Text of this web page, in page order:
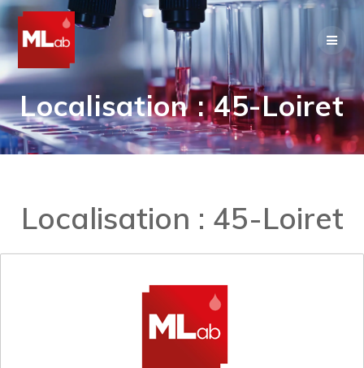
Skip
to
content
Localisation :45-Loiret
Localisation : 45-Loiret